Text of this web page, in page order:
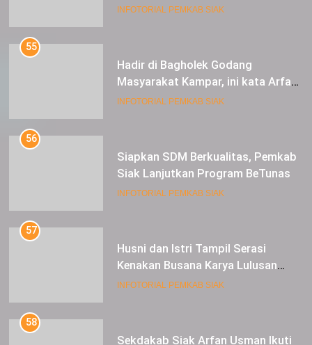
Berkunjung ke Kabupaten Siak
INFOTORIAL PEMKAB SIAK
55
Hadir di Bagholek Godang
Masyarakat Kampar, ini kata Arfan
Usman
INFOTORIAL PEMKAB SIAK
56
Siapkan SDM Berkualitas, Pemkab
Siak Lanjutkan Program BeTunas
INFOTORIAL PEMKAB SIAK
57
Husni dan Istri Tampil Serasi
Kenakan Busana Karya Lulusan
SMK Pariwisata Siak, di Lancang
INFOTORIAL PEMKAB SIAK
58
Sekdakab Siak Arfan Usman Ikuti